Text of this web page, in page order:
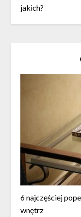
jakich?
6 najczęściej
wnętrz